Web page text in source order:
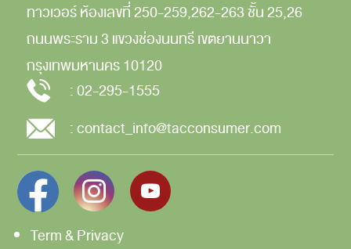
ทาวเวอร์ห้องเลขที่ 250-259,262-263ชั้น 25,26
ถนนพระราม 3 แขวงช่องนนทรีเขตยานนาวา
กรุงเทพมหานคร10120
:02-295-1555
:contact_info@tacconsumer.com
Term & Privacy